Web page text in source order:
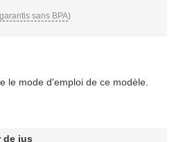
garantis sans BPA)
le mode d'emploi de ce modèle.
de jus